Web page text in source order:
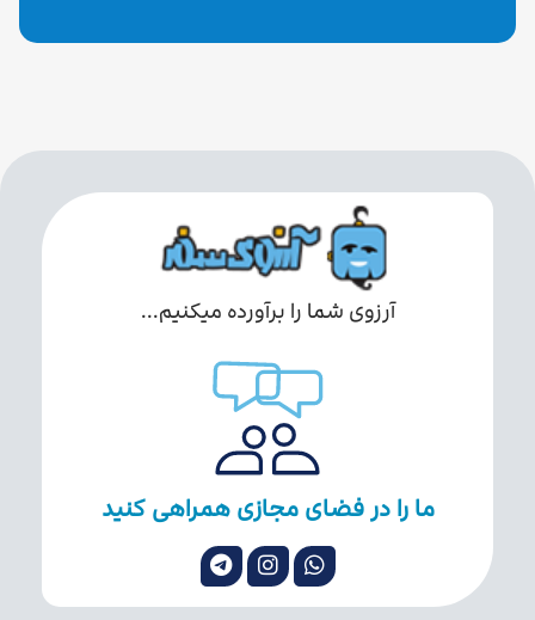
آرزوی شما را برآورده میکنیم...
ما را در فضای مجازی همراهی کنید